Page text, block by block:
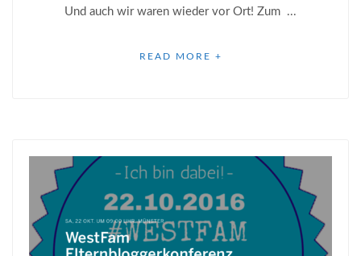
Und auch wir waren wieder vor Ort! Zum ...
READ MORE +